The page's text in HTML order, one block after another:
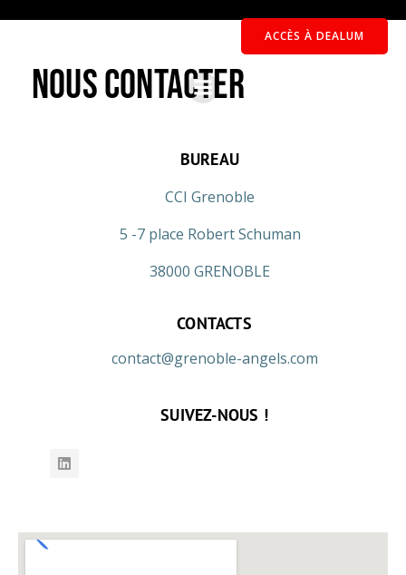
ACCÈS À DEALUM
Nous contacter
BUREAU
CCI Grenoble
5 -7 place Robert Schuman
38000 GRENOBLE
CONTACTS
contact@grenoble-angels.com
SUIVEZ-NOUS !